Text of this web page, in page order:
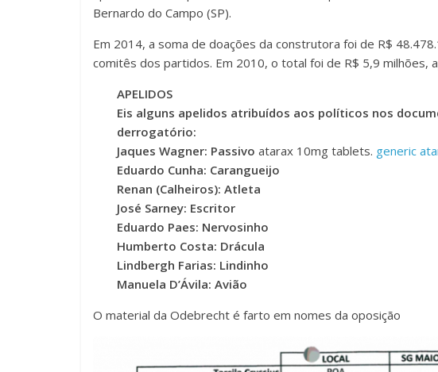
Bernardo do Campo (SP).
Em 2014, a soma de doações da construtora foi de R$
comitês dos partidos. Em 2010, o total foi de R$ 5,9 milhões,
APELIDOS
Eis alguns apelidos atribuídos aos políticos nos
derrogatório:
Jaques Wagner: Passivo atarax 10mg tablets. generic
Eduardo Cunha: Carangueijo
Renan (Calheiros): Atleta
José Sarney: Escritor
Eduardo Paes: Nervosinho
Humberto Costa: Drácula
Lindbergh Farias: Lindinho
Manuela D’Ávila: Avião
O material da Odebrecht é farto em nomes da oposição